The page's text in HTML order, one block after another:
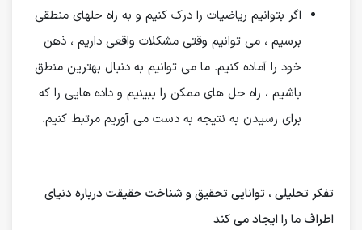
اگر بتوانیم ریاضیات را درک کنیم و به راه حلهای منطقی
برسیم ، می توانیم وقتی مشکلات واقعی داریم ، ذهن
خود را آماده کنیم. ما می توانیم به دنبال بهترین منطق
باشیم ، راه حل های ممکن را ببینیم و داده هایی را که
برای رسیدن به نتیجه به دست می آوریم مرتبط کنیم.
تفکر تحلیلی ، توانایی تحقیق و شناخت حقیقت درباره دنیای
اطراف ما را ایجاد می کند